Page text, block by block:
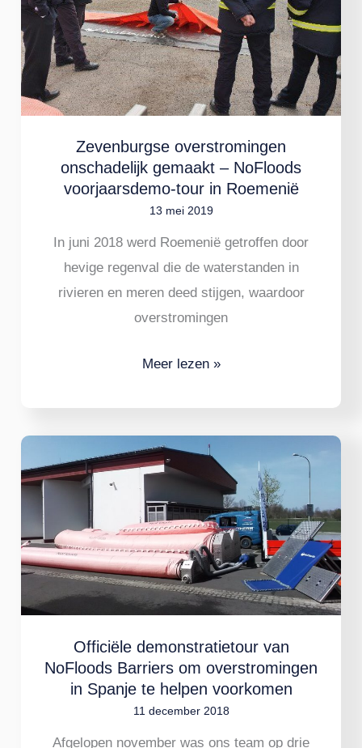
Zevenburgse overstromingen
onschadelijk gemaakt – NoFloods
voorjaarsdemo-tour in Roemenië
13 mei 2019
In juni 2018 werd Roemenië getroffen door
hevige regenval die de waterstanden in
rivieren en meren deed stijgen, waardoor
overstromingen
NoFloods
voorjaarsdemo-
tour
in
Roemenië
Meer lezen »
Officiële demonstratietour van
NoFloods Barriers om overstromingen
in Spanje te helpen voorkomen
11 december 2018
Afgelopen november was ons team op drie
Officiële
demonstratietour
van
NoFloods
Barriers
om
overstromingen
Spanje
te
helpen